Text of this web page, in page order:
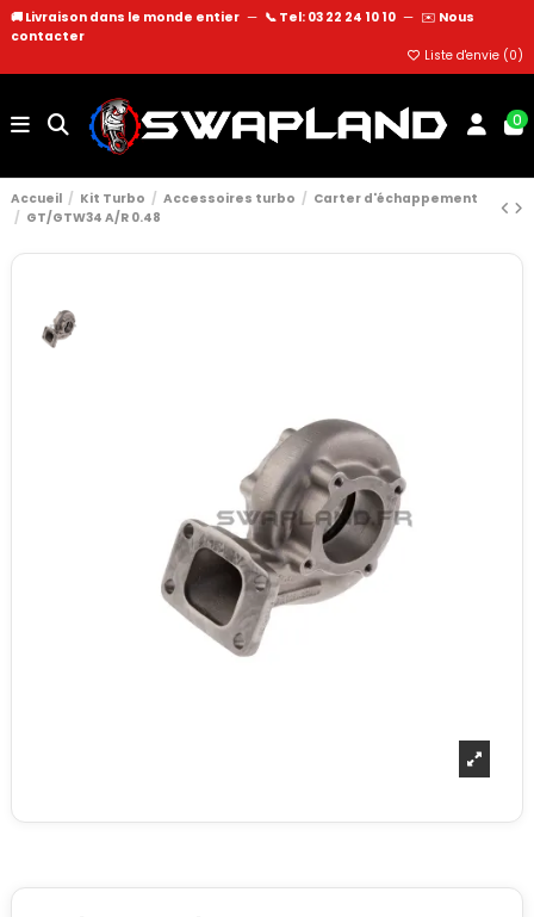
🚚 Livraison dans le monde entier — 📞 Tel: 03 22 24 10 10 — ✉️ Nous
contacter
Liste d'envie (0)
0
Accueil Kit Turbo Accessoires turbo
Carter d'échappement
GT/GTW34 A/R 0.48